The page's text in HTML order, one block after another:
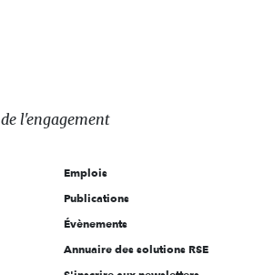
de l'engagement
Emplois
Publications
Évènements
Annuaire des solutions RSE